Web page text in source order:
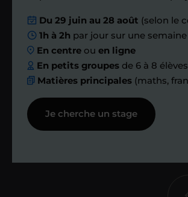
Nous planifions
ensemble des
échanges
Afin de suivre le travail et les
réalisés, votre enseignant et
même vous proposons des
Du 29 juin au 28 août (selon le
1h à 2h par jour sur une semaine
En centre ouen ligne
En petits groupes de 6 à 8
Matières principales (maths,
Je cherche un stage